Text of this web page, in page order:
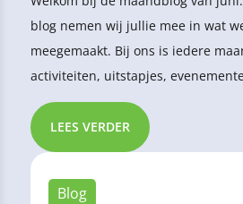
blog nemen wij jullie mee in wat
meegemaakt. Bij ons is iedere
activiteiten, uitstapjes,
LEES VERDER
Blog